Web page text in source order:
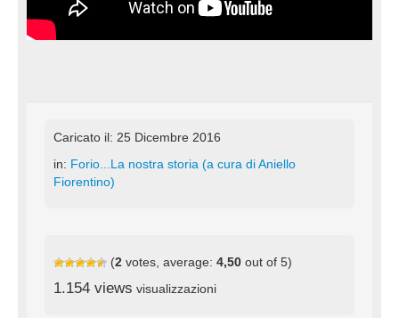
Caricato il: 25 Dicembre 2016
in: Forio...La nostra storia (a cura di Aniello
Fiorentino)
(2 votes, average: 4,50 out of 5)
1.154 views visualizzazioni